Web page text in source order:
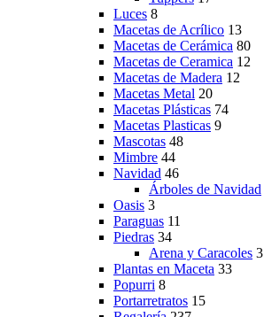
Luces 8
Macetas de Acrílico 13
Macetas de Cerámica 80
Macetas de Ceramica 12
Macetas de Madera 12
Macetas Metal 20
Macetas Plásticas 74
Macetas Plasticas 9
Mascotas 48
Mimbre 44
Navidad 46
Árboles de Navidad
Oasis 3
Paraguas 11
Piedras 34
Arena y Caracoles 3
Plantas en Maceta 33
Popurri 8
Portarretratos 15